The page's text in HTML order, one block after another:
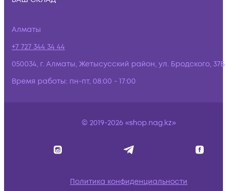
Алматы
+7 727 344 34 44
050034, г. Алматы, Жетысусский район, ул. Бродского, 37Б
Время работы: пн-пт, 08:00 - 17:00
© 2019-2026 «shop.nag.kz»
Политика конфиденциальности